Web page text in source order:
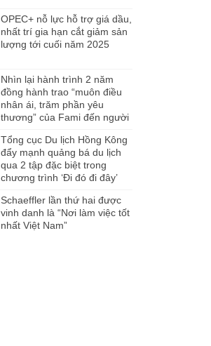
OPEC+ nỗ lực hỗ trợ giá dầu,
nhất trí gia hạn cắt giảm sản
lượng tới cuối năm 2025
Nhìn lại hành trình 2 năm
đồng hành trao “muôn điều
nhân ái, trăm phần yêu
thương” của Fami đến người
Tổng cục Du lịch Hồng Kông
đẩy mạnh quảng bá du lịch
qua 2 tập đặc biệt trong
chương trình ‘Đi đó đi đây’
Schaeffler lần thứ hai được
vinh danh là “Nơi làm việc tốt
nhất Việt Nam”